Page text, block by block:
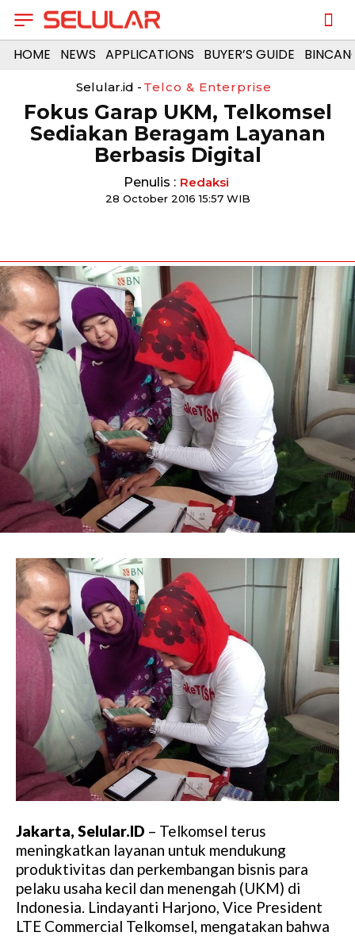
HOME NEWS APPLICATIONS BUYER’S GUIDE
Selular.id - Telco & Enterprise
Fokus Garap UKM, Telkomsel
Sediakan Beragam Layanan
Berbasis Digital
Penulis : Redaksi
28 October 2016 15:57 WIB
Jakarta, Selular.ID – Telkomsel terus
meningkatkan layanan untuk mendukung
produktivitas dan perkembangan bisnis para
pelaku usaha kecil dan menengah (UKM) di
Indonesia. Lindayanti Harjono, Vice President
LTE Commercial Telkomsel, mengatakan bahwa